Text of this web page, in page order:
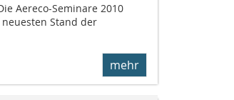
Aereco-Seminare 2010
Stand der
mehr